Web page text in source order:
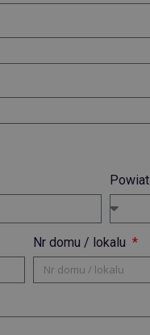
Powiat
Nr domu / lokalu